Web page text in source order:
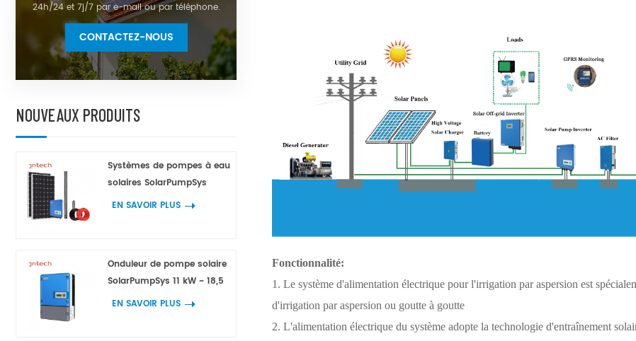
24h/24 et 7j/7 par e-mail ou par téléphone.
CONTACTEZ-NOUS
NOUVEAUX PRODUITS
Systèmes de pompes à eau
solaires SolarPumpSys
EN SAVOIR PLUS
Onduleur de pompe solaire
SolarPumpSys 11 kW ~ 18,5
kW
EN SAVOIR PLUS
Fonctionnalité:
1. Le système d'alimentation électrique pour l'irrigation par aspersion est
d'irrigation par aspersion ou goutte à goutte
2. L'alimentation électrique du système adopte la technologie d'entraînement